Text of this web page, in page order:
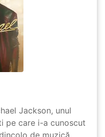
Jackson, unul
pe care i-a cunoscut
de muzică,